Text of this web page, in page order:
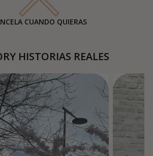
CUANDO QUIERAS
HISTORIAS REALES